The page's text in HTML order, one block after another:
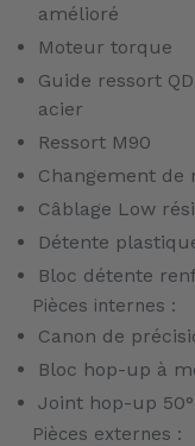
amélioré
Moteur torque
Guide ressort
acier
Ressort M90
Changement de
Câblage Low
Détente
Bloc détente
Pièces internes :
Canon de
Bloc hop-up à
Joint hop-up 50°
Pièces externes :